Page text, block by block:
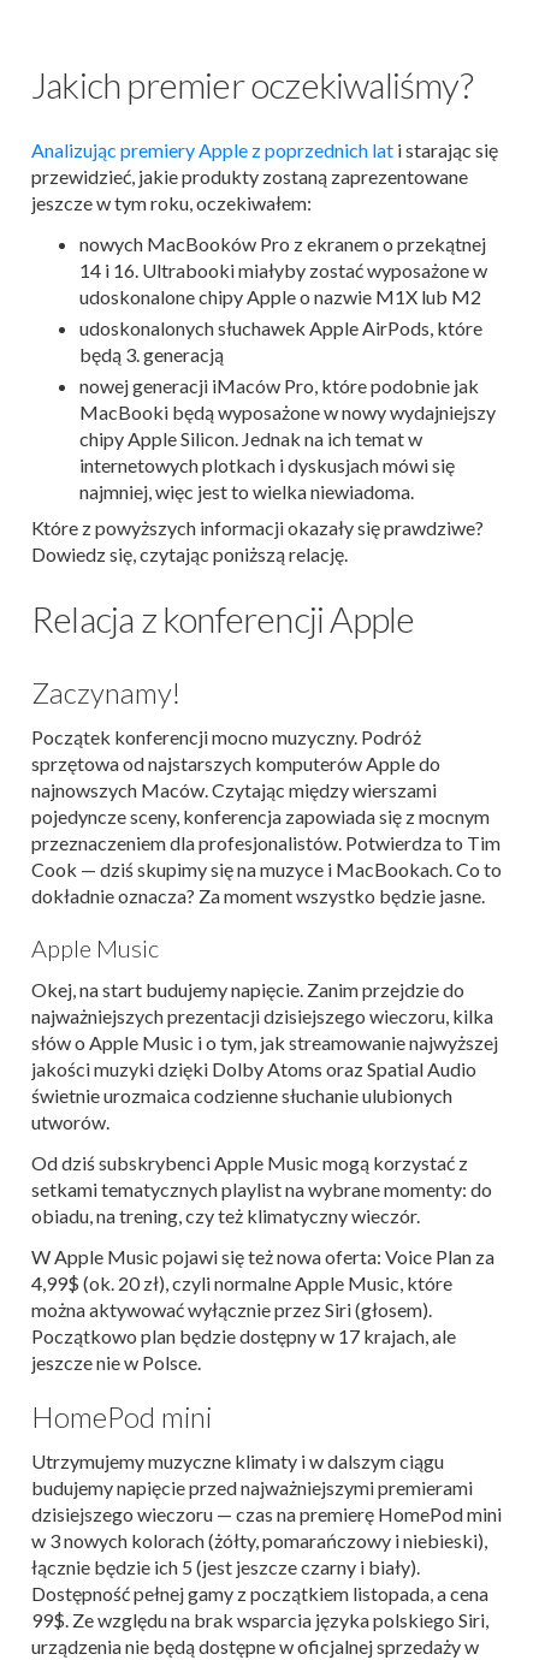
Jakich premier oczekiwaliśmy?
Analizując premiery Apple z poprzednich lat i starając się
przewidzieć, jakie produkty zostaną zaprezentowane
jeszcze w tym roku, oczekiwałem:
nowych MacBooków Pro z ekranem o przekątnej
14 i 16. Ultrabooki miałyby zostać wyposażone w
udoskonalone chipy Apple o nazwie M1X lub M2
udoskonalonych słuchawek Apple AirPods, które
będą 3. generacją
nowej generacji iMaców Pro, które podobnie jak
MacBooki będą wyposażone w nowy wydajniejszy
chipy Apple Silicon. Jednak na ich temat w
internetowych plotkach i dyskusjach mówi się
najmniej, więc jest to wielka niewiadoma.
Które z powyższych informacji okazały się prawdziwe?
Dowiedz się, czytając poniższą relację.
Relacja z konferencji Apple
Zaczynamy!
Początek konferencji mocno muzyczny. Podróż
sprzętowa od najstarszych komputerów Apple do
najnowszych Maców. Czytając między wierszami
pojedyncze sceny, konferencja zapowiada się z mocnym
przeznaczeniem dla profesjonalistów. Potwierdza to Tim
Cook — dziś skupimy się na muzyce i MacBookach. Co to
dokładnie oznacza? Za moment wszystko będzie jasne.
Apple Music
Okej, na start budujemy napięcie. Zanim przejdzie do
najważniejszych prezentacji dzisiejszego wieczoru, kilka
słów o Apple Music i o tym, jak streamowanie najwyższej
jakości muzyki dzięki Dolby Atoms oraz Spatial Audio
świetnie urozmaica codzienne słuchanie ulubionych
utworów.
Od dziś subskrybenci Apple Music mogą korzystać z
setkami tematycznych playlist na wybrane momenty: do
obiadu, na trening, czy też klimatyczny wieczór.
W Apple Music pojawi się też nowa oferta: Voice Plan za
4,99$ (ok. 20 zł), czyli normalne Apple Music, które
można aktywować wyłącznie przez Siri (głosem).
Początkowo plan będzie dostępny w 17 krajach, ale
jeszcze nie w Polsce.
HomePod mini
Utrzymujemy muzyczne klimaty i w dalszym ciągu
budujemy napięcie przed najważniejszymi premierami
dzisiejszego wieczoru — czas na premierę HomePod mini
w 3 nowych kolorach (żółty, pomarańczowy i niebieski),
łącznie będzie ich 5 (jest jeszcze czarny i biały).
Dostępność pełnej gamy z początkiem listopada, a cena
99$. Ze względu na brak wsparcia języka polskiego Siri,
urządzenia nie będą dostępne w oficjalnej sprzedaży w